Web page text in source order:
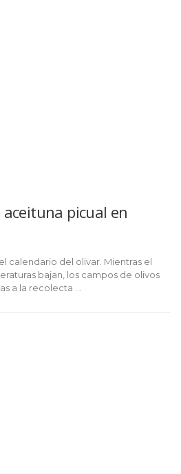
picual en
calendario del olivar. Mientras el
bajan, los campos de olivos
a la recolecta …